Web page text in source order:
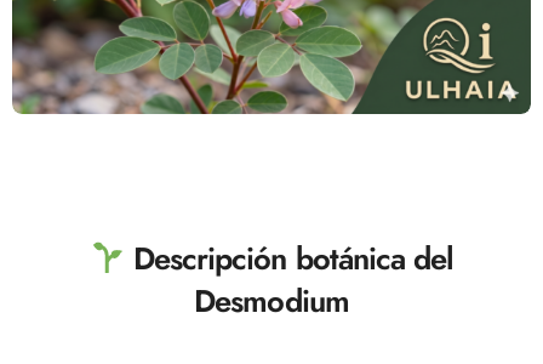
Descripción botánica del
Desmodium